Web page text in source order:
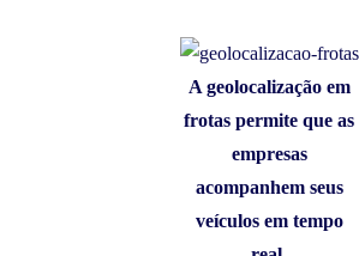
A geolocalização em
frotas permite que as
empresas
acompanhem seus
veículos em tempo